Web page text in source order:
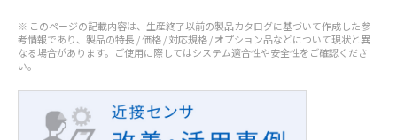
※ このページの記載内容は、生産終了以前の製品カタログに基づいて作成した参
考情報であり、製品の特長 / 価格 / 対応規格 / オプション品などについて現状と異
なる場合があります。ご使用に際してはシステム適合性や安全性をご確認くださ
い。